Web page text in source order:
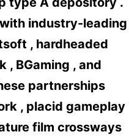
industry-leading
, hardheaded
, BGaming , and
partnerships
, placid gameplay
film crossways